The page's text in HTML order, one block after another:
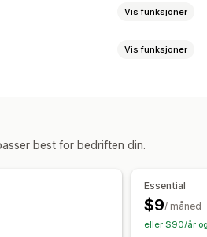
Vis funksjoner
skrifttype
Plassering av widget
Vis funksjoner
Analyse
best for bedriften din.
Essential
$9/ måned
eller $90/år